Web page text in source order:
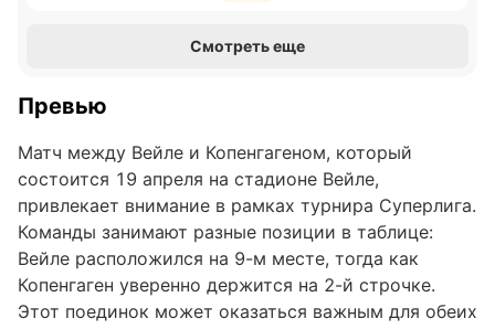
Смотреть еще
Превью
Матч между Вейле и Копенгагеном, который
состоится 19 апреля на стадионе Вейле,
привлекает внимание в рамках турнира Суперлига.
Команды занимают разные позиции в таблице:
Вейле расположился на 9-м месте, тогда как
Копенгаген уверенно держится на 2-й строчке.
Этот поединок может оказаться важным для обеих